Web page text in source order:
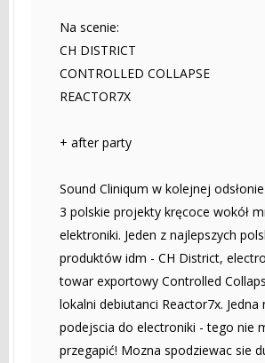
Na scenie:
CH DISTRICT
CONTROLLED COLLAPSE
REACTOR7X
+ after party
Sound Cliniqum w kolejnej
3 polskie projekty kręcoce wokół
elektroniki. Jeden z najlepszych
produktów idm - CH District,
towar exportowy Controlled
lokalni debiutanci Reactor7x. Jedna
podejscia do electroniki - tego nie
przegapić! Mozna spodziewac sie